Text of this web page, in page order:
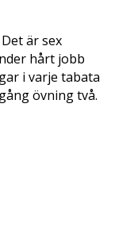
är sex
hårt jobb
i varje tabata
övning två.